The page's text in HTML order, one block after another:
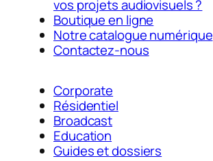
vos projets audiovisuels ?
Boutique en ligne
Notre catalogue numérique
Contactez-nous
Corporate
Résidentiel
Broadcast
Education
Guides et dossiers